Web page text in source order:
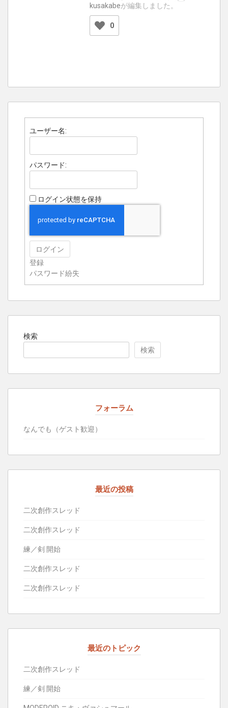
kusakabeが編集しました。
0
ユーザー名:
パスワード:
ログイン状態を保持
ログイン
登録
パスワード紛失
検索
検索
フォーラム
なんでも（ゲスト歓迎）
最近の投稿
二次創作スレッド
二次創作スレッド
練／剣 開始
二次創作スレッド
二次創作スレッド
最近のトピック
二次創作スレッド
練／剣 開始